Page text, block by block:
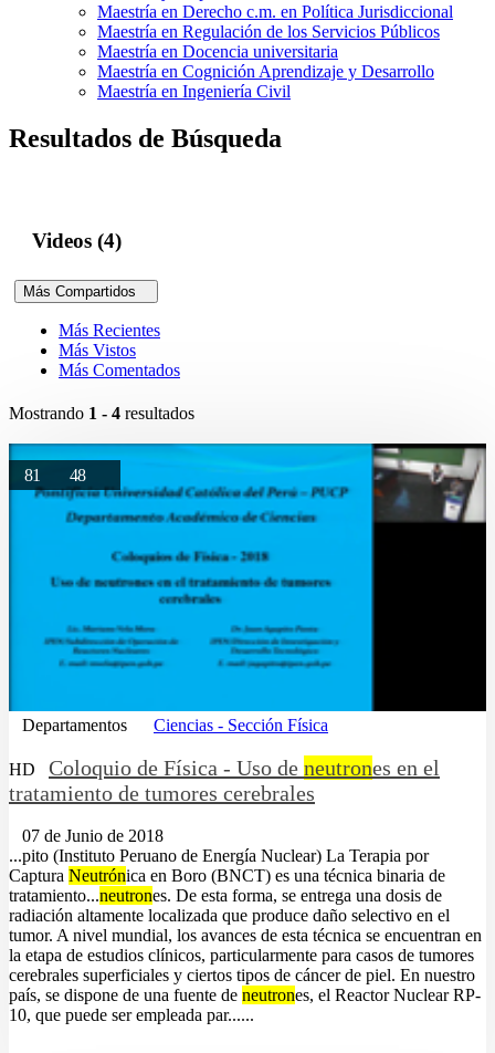
Maestría en Derecho c.m. en Política Jurisdiccional
Maestría en Regulación de los Servicios Públicos
Maestría en Docencia universitaria
Maestría en Cognición Aprendizaje y Desarrollo
Maestría en Ingeniería Civil
Resultados de Búsqueda
Videos (4)
Más Compartidos
Más Recientes
Más Vistos
Más Comentados
Mostrando 1 - 4 resultados
81 48
Departamentos Ciencias - Sección Física
HD Coloquio de Física - Uso de neutrones en el
tratamiento de tumores cerebrales
07 de Junio de 2018
...pito (Instituto Peruano de Energía Nuclear) La Terapia por
Captura Neutrónica en Boro (BNCT) es una técnica binaria de
tratamiento...neutrones. De esta forma, se entrega una dosis de
radiación altamente localizada que produce daño selectivo en el
tumor. A nivel mundial, los avances de esta técnica se encuentran en
la etapa de estudios clínicos, particularmente para casos de tumores
cerebrales superficiales y ciertos tipos de cáncer de piel. En nuestro
país, se dispone de una fuente de neutrones, el Reactor Nuclear RP-
10, que puede ser empleada par......